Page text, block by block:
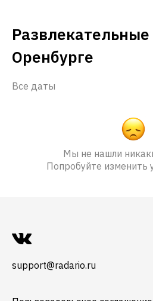
Оренбурге
Все даты
Мы не нашли
Попробуйте изменить
support@radario.ru